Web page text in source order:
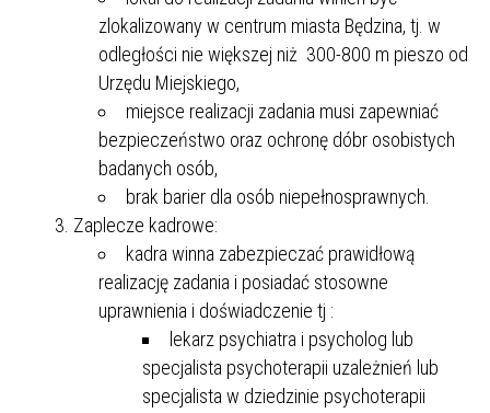
zlokalizowany w centrum miasta Będzina, tj. w
odległości nie większej niż 300-800 m pieszo od
Urzędu Miejskiego,
miejsce realizacji zadania musi zapewniać
bezpieczeństwo oraz ochronę dóbr osobistych
badanych osób,
brak barier dla osób niepełnosprawnych.
Zaplecze kadrowe:
kadra winna zabezpieczać prawidłową
realizację zadania i posiadać stosowne
uprawnienia i doświadczenie tj :
lekarz psychiatra i psycholog lub
specjalista psychoterapii uzależnień lub
specjalista w dziedzinie psychoterapii